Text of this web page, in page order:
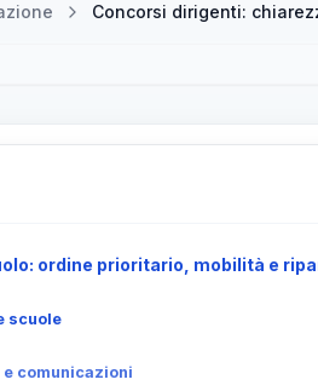
Concorsi dirigenti:
ordine prioritario, mobilità e
scuole
comunicazioni